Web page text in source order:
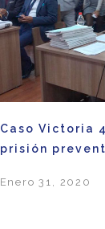
Caso Victoria
prisión
Enero 31, 2020